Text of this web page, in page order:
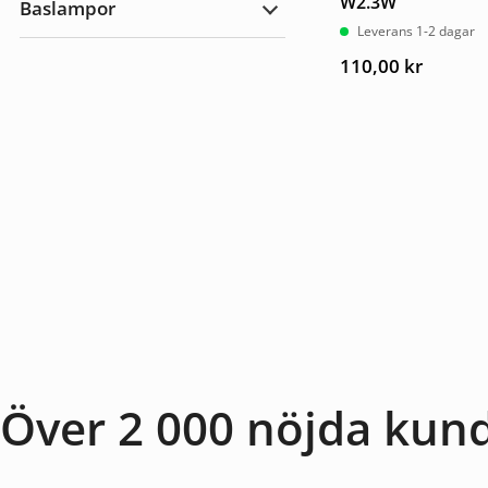
utomhus
Baslampor
Expandera
Leverans 1-2 dagar
110,00 kr
Över 2 000 nöjda